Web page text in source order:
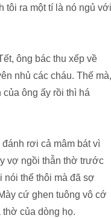
tôi ra một tí là nó ngủ với
ông bác thu xếp về
nhủ các cháu. Thế mà,
ông ấy rồi thì há
rơi cả mâm bát vì
vợ ngồi thẫn thờ trước
nói thế thôi mà đã sợ
cứ ghen tuông vô cớ
thờ của dòng họ.